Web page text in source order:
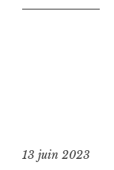
13 juin 2023